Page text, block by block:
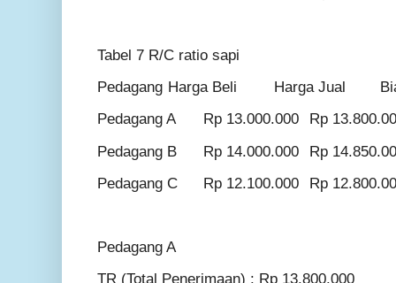
Tabel 7 R/C ratio sapi
Pedagang Harga Beli Harga Jual
Pedagang A
Rp 13.000.000
Rp
Pedagang B
Rp 14.000.000
Rp
Pedagang C
Rp 12.100.000 Rp
Pedagang A
TR (Total Penerimaan) : Rp 13.800.000